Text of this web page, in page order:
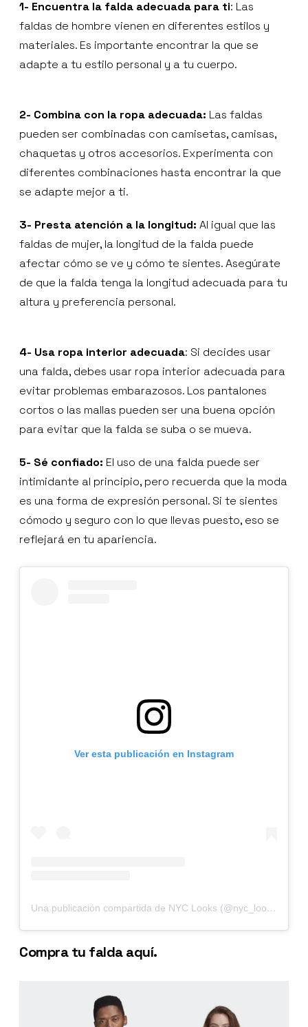
1- Encuentra la falda adecuada para ti: Las
faldas de hombre vienen en diferentes estilos y
materiales. Es importante encontrar la que se
adapte a tu estilo personal y a tu cuerpo.
2- Combina con la ropa adecuada: Las faldas
pueden ser combinadas con camisetas, camisas,
chaquetas y otros accesorios. Experimenta con
diferentes combinaciones hasta encontrar la que
se adapte mejor a ti.
3- Presta atención a la longitud: Al igual que las
faldas de mujer, la longitud de la falda puede
afectar cómo se ve y cómo te sientes. Asegúrate
de que la falda tenga la longitud adecuada para tu
altura y preferencia personal.
4- Usa ropa interior adecuada: Si decides usar
una falda, debes usar ropa interior adecuada para
evitar problemas embarazosos. Los pantalones
cortos o las mallas pueden ser una buena opción
para evitar que la falda se suba o se mueva.
5- Sé confiado: El uso de una falda puede ser
intimidante al principio, pero recuerda que la moda
es una forma de expresión personal. Si te sientes
cómodo y seguro con lo que llevas puesto, eso se
reflejará en tu apariencia.
Ver esta publicación en Instagram
Una publicación compartida de NYC Looks (@nyc_looks)
Compra tu falda aquí.